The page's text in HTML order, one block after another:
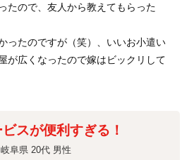
たので、友人から教えてもらった
ったのですが（笑）、いいお小遣い
が広くなったので嫁はビックリして
スが便利すぎる！
岐阜県 20代 男性